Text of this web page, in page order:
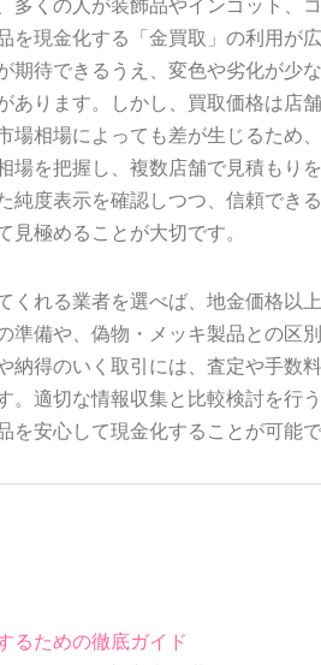
多くの人が装飾品やインゴット、
を現金化する「金買取」の利用が
期待できるうえ、変色や劣化が少
あります。しかし、買取価格は店
場相場によっても差が生じるため
場を把握し、複数店舗で見積もり
純度表示を確認しつつ、信頼でき
極めることが大切です。
くれる業者を選べば、地金価格以
準備や、偽物・メッキ製品との区
納得のいく取引には、査定や手数
。適切な情報収集と比較検討を行
安心して現金化することが可能で
るための徹底ガイド